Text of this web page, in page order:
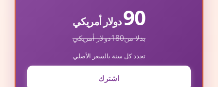
90دولار أمريكي
بدلا من180دولار أمريكي
تجدد كل سنة بالسعر الأصلي
اشترك